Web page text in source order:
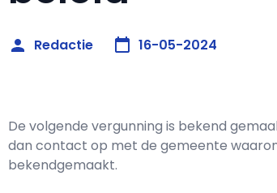
Redactie 16-05-2024
De volgende vergunning is bekend
dan contact op met de gemeente
bekendgemaakt.